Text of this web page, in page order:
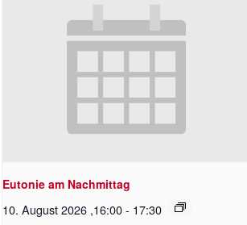
Eutonie am Nachmittag
10. August 2026 ,16:00 - 17:30